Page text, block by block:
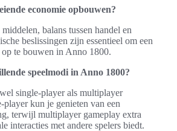
economie opbouwen?
balans tussen handel en
beslissingen zijn essentieel om een
te bouwen in Anno 1800.
speelmodi in Anno 1800?
single-player als multiplayer
kun je genieten van een
terwijl multiplayer gameplay extra
interacties met andere spelers biedt.